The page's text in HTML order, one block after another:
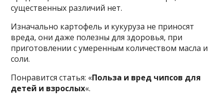
существенных различий нет.
Изначально картофель и кукуруза не приносят
вреда, они даже полезны для здоровья, при
приготовлении с умеренным количеством масла и
соли.
Понравится статья: «Польза и вред чипсов для
детей и взрослых«.